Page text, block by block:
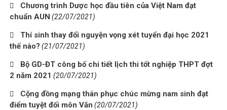
Chương trình Dược học đầu tiên của Việt Nam đạt
chuẩn AUN (22/07/2021)
Thí sinh thay đổi nguyện vọng xét tuyển đại học 2021
thế nào? (21/07/2021)
Bộ GD-ĐT công bố chi tiết lịch thi tốt nghiệp THPT đợt
2 năm 2021 (20/07/2021)
Cộng đồng mạng thán phục chúc mừng nam sinh đạt
điểm tuyệt đối môn Văn (20/07/2021)